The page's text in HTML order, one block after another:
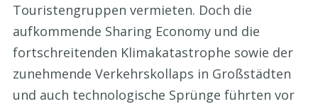
Touristengruppen vermieten. Doch die
aufkommende Sharing Economy und die
fortschreitenden Klimakatastrophe sowie der
zunehmende Verkehrskollaps in Großstädten
und auch technologische Sprünge führten vor